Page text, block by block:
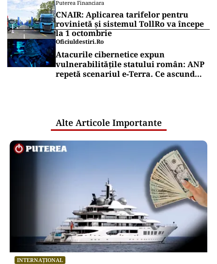
Puterea Financiara
CNAIR: Aplicarea tarifelor pentru
rovinietă și sistemul TollRo va începe
la 1 octombrie
Oficiuldestiri.ro
Atacurile cibernetice expun
vulnerabilitățile statului român: ANP
repetă scenariul e‑Terra. Ce ascund
Alte Articole Importante
INTERNAȚIONAL